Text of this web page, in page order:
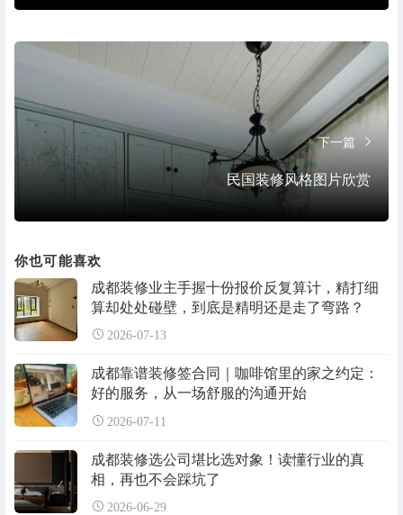
下一篇
民国装修风格图片欣赏
你也可能喜欢
成都装修业主手握十份报价反复算计，精打细
算却处处碰壁，到底是精明还是走了弯路？
2026-07-13
成都靠谱装修签合同｜咖啡馆里的家之约定：
好的服务，从一场舒服的沟通开始
2026-07-11
成都装修选公司堪比选对象！读懂行业的真
相，再也不会踩坑了
2026-06-29